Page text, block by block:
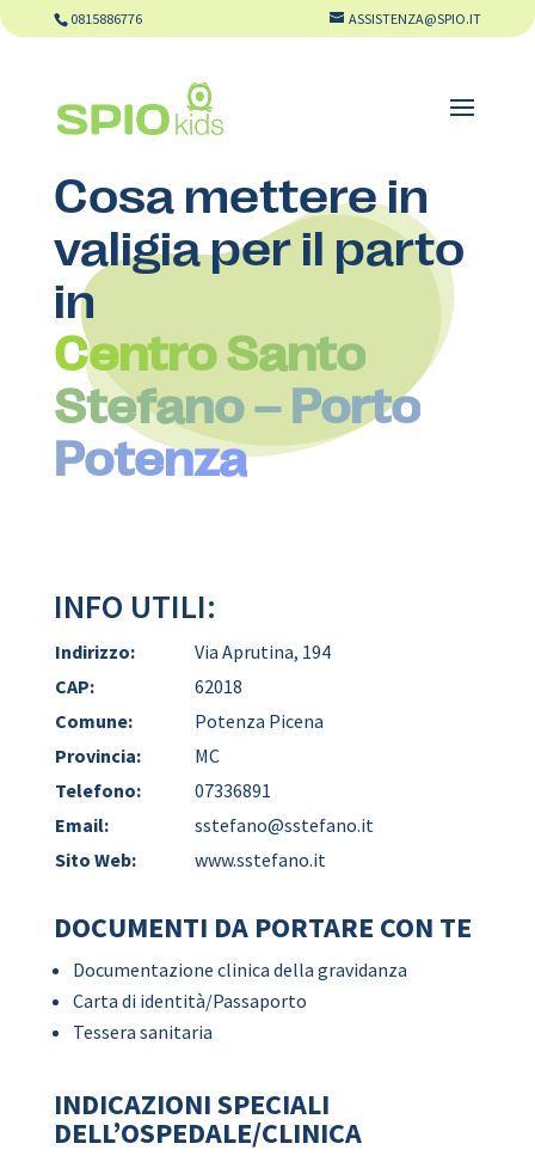
0815886776 ASSISTENZA@SPIO.IT
Cosa mettere in
valigia per il parto
in
Centro Santo
Stefano – Porto
Potenza
INFO UTILI:
Indirizzo:
Via Aprutina, 194
CAP:
62018
Comune:
Potenza Picena
Provincia:
MC
Telefono:
07336891
Email:
sstefano@sstefano.it
Sito Web:
www.sstefano.it
DOCUMENTI DA PORTARE CON TE
Documentazione clinica della gravidanza
Carta di identità/Passaporto
Tessera sanitaria
INDICAZIONI SPECIALI
DELL’OSPEDALE/CLINICA